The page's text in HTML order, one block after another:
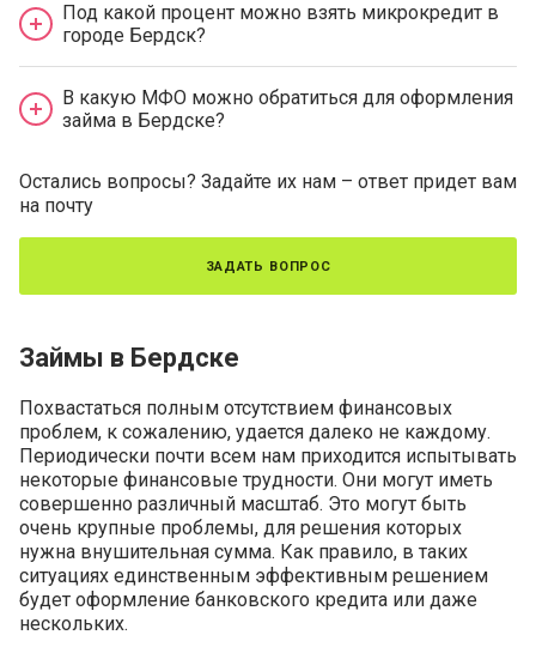
Под какой процент можно взять микрокредит в
городе Бердск?
В какую МФО можно обратиться для оформления
займа в Бердске?
Остались вопросы? Задайте их нам – ответ придет вам
на почту
задать вопрос
Займы в Бердске
Похвастаться полным отсутствием финансовых
проблем, к сожалению, удается далеко не каждому.
Периодически почти всем нам приходится испытывать
некоторые финансовые трудности. Они могут иметь
совершенно различный масштаб. Это могут быть
очень крупные проблемы, для решения которых
нужна внушительная сумма. Как правило, в таких
ситуациях единственным эффективным решением
будет оформление банковского кредита или даже
нескольких.